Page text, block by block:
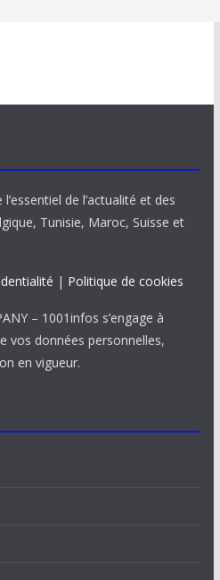
de l’actualité et des
Tunisie, Maroc, Suisse et
| Politique de cookies
– 1001infos s’engage à
vos données personnelles,
en vigueur.